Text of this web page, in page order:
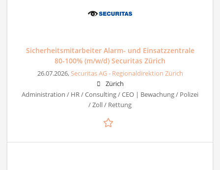
Sicherheitsmitarbeiter Alarm- und Einsatzzentrale
80-100% (m/w/d) Securitas Zürich
26.07.2026,Securitas AG - Regionaldirektion Zürich
Zürich
Administration / HR / Consulting / CEO | Bewachung / Polizei
/ Zoll / Rettung